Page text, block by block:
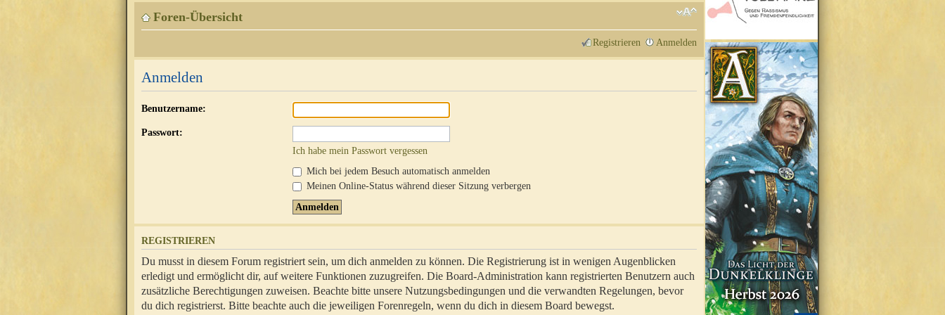
Foren-Übersicht
Registrieren Anmelden
Anmelden
Benutzername:
Passwort:
Ich habe mein Passwort vergessen
Mich bei jedem Besuch automatisch anmelden
Meinen Online-Status während dieser Sitzung verbergen
REGISTRIEREN
Du musst in diesem Forum registriert sein, um dich anmelden zu können. Die Registrierung ist in wenigen Augenblicken
erledigt und ermöglicht dir, auf weitere Funktionen zuzugreifen. Die Board-Administration kann registrierten Benutzern auch
zusätzliche Berechtigungen zuweisen. Beachte bitte unsere Nutzungsbedingungen und die verwandten Regelungen, bevor
du dich registrierst. Bitte beachte auch die jeweiligen Forenregeln, wenn du dich in diesem Board bewegst.